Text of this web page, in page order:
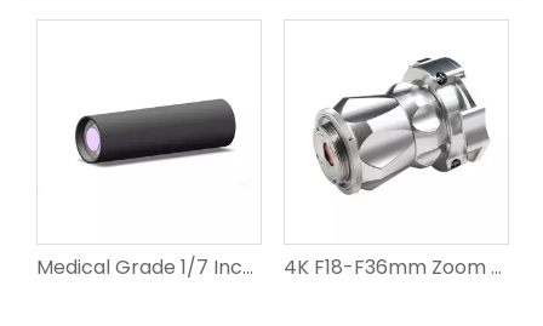
Medical Grade 1/7 Inch High Precision OV9740 Series Endoscope Lenses 4K F18-F36mm Zoom C-Mount Endoscope Coupler Adapter Optical Coupler